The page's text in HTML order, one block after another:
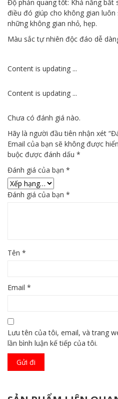
Độ phản quang tốt: Khả năng bắt
điều đó giúp cho không gian
những không gian nhỏ, hẹp.
Màu sắc tự nhiên độc đáo dễ
Content is updating ...
Content is updating ...
Chưa có đánh giá nào.
Hãy là người đầu tiên nhận xét
Email của bạn sẽ không được
buộc được đánh dấu *
Đánh giá của bạn *
Đánh giá của bạn *
Tên *
Email *
Lưu tên của tôi, email, và trang
lần bình luận kế tiếp của tôi.